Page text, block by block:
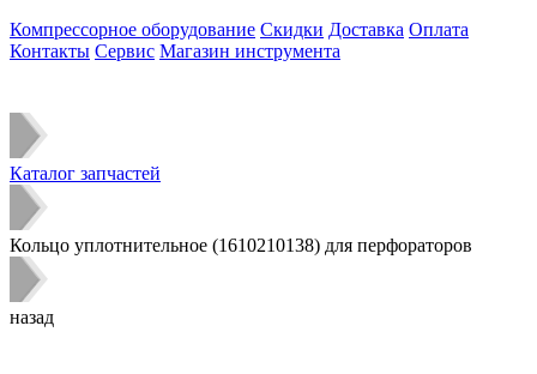
Компрессорное оборудование Скидки Доставка Оплата
Контакты Сервис Магазин инструмента
Каталог запчастей
Кольцо уплотнительное (1610210138) для перфораторов
назад